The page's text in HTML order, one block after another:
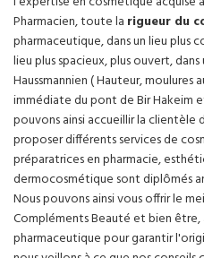
Pharmacien, toute la rigueur du
pharmaceutique, dans un lieu plus
lieu plus spacieux, plus ouvert,
Haussmannien ( Hauteur,
immédiate du pont de Bir Hakeim
pouvons ainsi accueillir la clientèle
proposer différents services de
préparatrices en pharmacie,
dermocosmétique sont diplômés
Nous pouvons ainsi vous offrir le
Compléments Beauté et bien
pharmaceutique pour garantir